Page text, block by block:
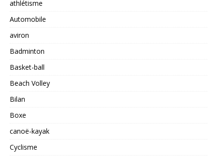
athlétisme
Automobile
aviron
Badminton
Basket-ball
Beach Volley
Bilan
Boxe
canoë-kayak
Cyclisme